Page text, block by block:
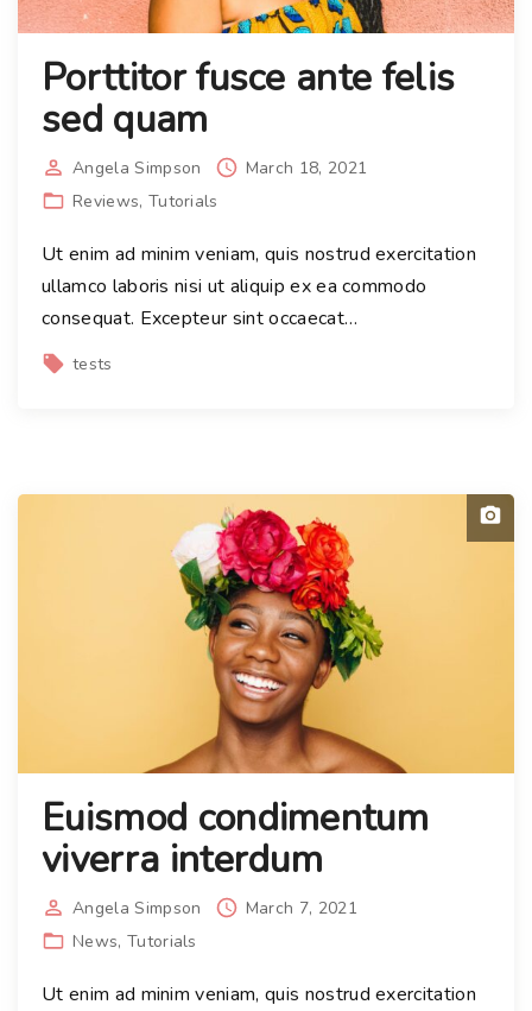
Porttitor fusce ante felis
sed quam
Angela Simpson
March 18, 2021
Reviews Tutorials
Ut enim ad minim veniam, quis nostrud exercitation
ullamco laboris nisi ut aliquip ex ea commodo
consequat. Excepteur sint occaecat…
tests
Euismod condimentum
viverra interdum
Angela Simpson
March 7, 2021
News Tutorials
Ut enim ad minim veniam, quis nostrud exercitation